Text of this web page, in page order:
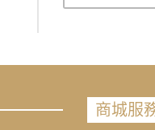
商城服